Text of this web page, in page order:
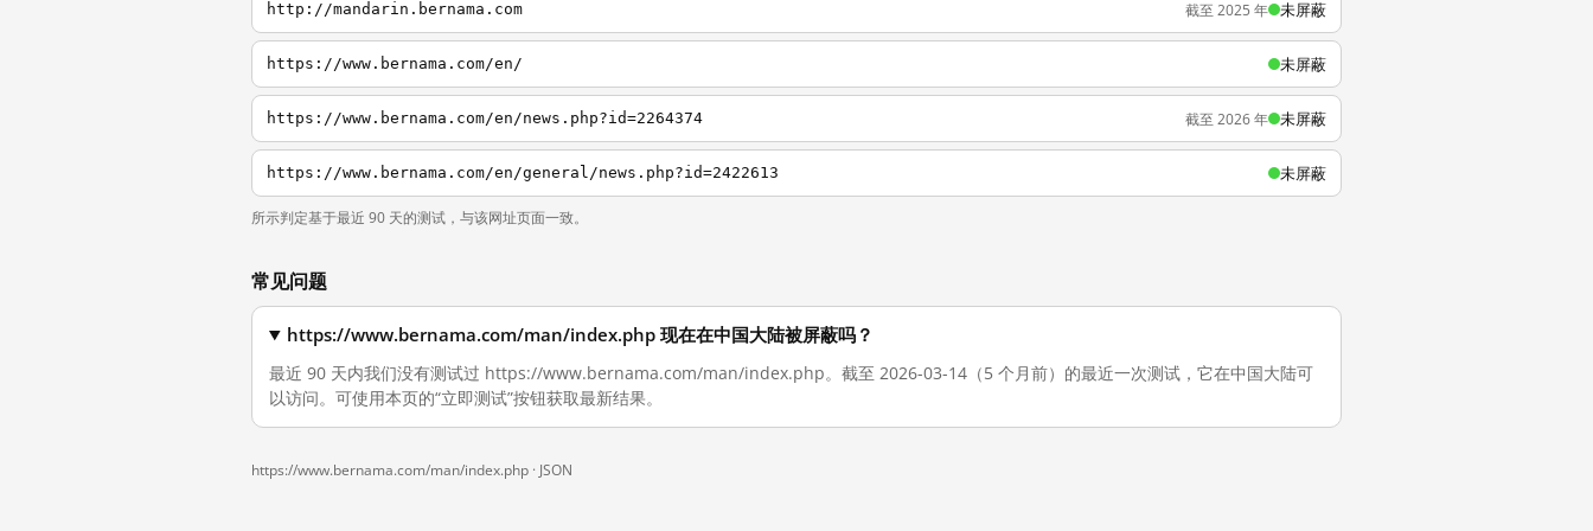
http://mandarin.bernama.com 截至 2025 年 未屏蔽
https://www.bernama.com/en/ 未屏蔽
https://www.bernama.com/en/news.php?id=2264374 截至 2026 年 未屏蔽
https://www.bernama.com/en/general/news.php?id=2422613 未屏蔽
所示判定基于最近 90 天的测试，与该网址页面一致。
常见问题
https://www.bernama.com/man/index.php 现在在中国大陆被屏蔽吗？
最近 90 天内我们没有测试过 https://www.bernama.com/man/index.php。截至 2026-03-14（5 个月前）的最近一次测试，它在中国大陆可
以访问。可使用本页的“立即测试”按钮获取最新结果。
https://www.bernama.com/man/index.php · JSON